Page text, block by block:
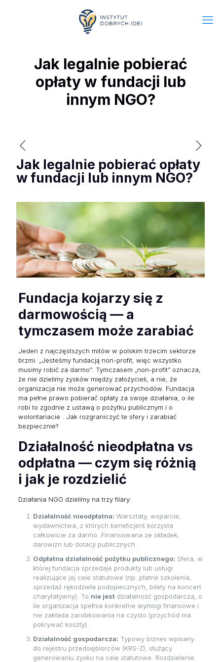
Jak legalnie pobierać
opłaty w fundacji lub
innym NGO?
Jak legalnie pobierać opłaty
w fundacji lub innym NGO?
Fundacja kojarzy się z
darmowością — a
tymczasem może zarabiać
Jeden z najczęstszych mitów w polskim trzecim sektorze
brzmi: „Jesteśmy fundacją non-profit, więc wszystko
musimy robić za darmo”. Tymczasem „non-profit” oznacza,
że nie dzielimy zysków między założycieli, a nie, że
organizacja nie może generować przychodów. Fundacja
ma pełne prawo pobierać opłaty za swoje działania, o ile
robi to zgodnie z ustawą o pożytku publicznym i o
wolontariacie . Jak rozgraniczyć te sfery i zarabiać
bezpiecznie?
Działalność nieodpłatna vs
odpłatna — czym się różnią
i jak je rozdzielić
Działania NGO dzielimy na trzy filary:
Działalność nieodpłatna: Warsztaty, wsparcie,
wydawnictwa, z których beneficjent korzysta
całkowicie za darmo. Finansowana ze składek,
darowizn lub dotacji publicznych.
Odpłatna działalność pożytku publicznego: Sfera, w
której fundacja sprzedaje produkty lub usługi
realizujące jej cele statutowe (np. płatne szkolenia,
sprzedaż rękodzieła podopiecznych, bilety na koncert
charytatywny). To nie jestdziałalność gospodarcza, o
ile organizacja spełnia konkretne wymogi finansowe i
nie zakłada zarobkowania na czysto (przychód ma
pokrywać koszty) .
Działalność gospodarcza: Typowy biznes wpisany
do rejestru przedsiębiorców (KRS-Z), służący
generowaniu zysku na cele statutowe. Rozdzielenie